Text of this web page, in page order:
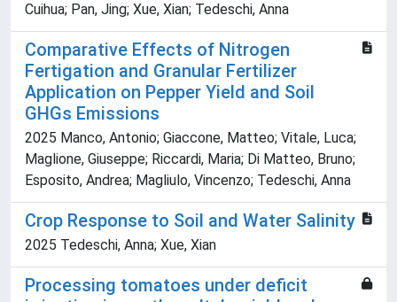
Cuihua; Pan, Jing; Xue, Xian; Tedeschi, Anna
Comparative Effects of Nitrogen
Fertigation and Granular Fertilizer
Application on Pepper Yield and Soil
GHGs Emissions
2025 Manco, Antonio; Giaccone, Matteo; Vitale, Luca;
Maglione, Giuseppe; Riccardi, Maria; Di Matteo, Bruno;
Esposito, Andrea; Magliulo, Vincenzo; Tedeschi, Anna
Crop Response to Soil and Water Salinity
2025 Tedeschi, Anna; Xue, Xian
Processing tomatoes under deficit